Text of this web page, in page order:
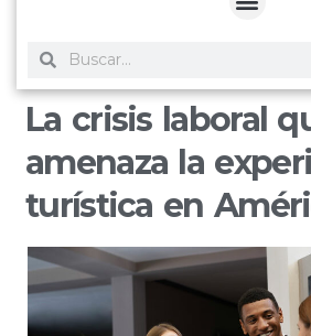
La crisis laboral
amenaza la
turística en